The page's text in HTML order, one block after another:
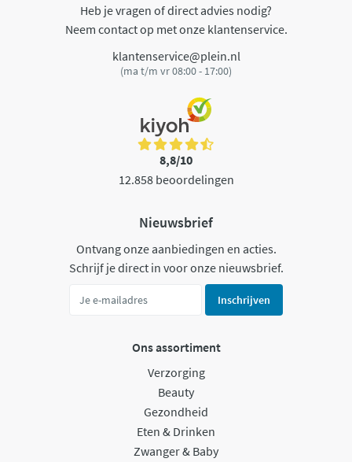
Heb je vragen of direct advies nodig?
Neem contact op met onze klantenservice.
klantenservice@plein.nl
(ma t/m vr 08:00 - 17:00)
8,8/10
12.858 beoordelingen
Nieuwsbrief
Ontvang onze aanbiedingen en acties.
Schrijf je direct in voor onze nieuwsbrief.
Inschrijven
Ons assortiment
Verzorging
Beauty
Gezondheid
Eten & Drinken
Zwanger & Baby